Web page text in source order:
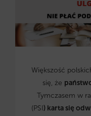
Większość
się, że
Tymczasem w
(PSI) karta się